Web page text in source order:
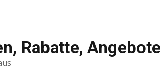
Rabatte, Angebote